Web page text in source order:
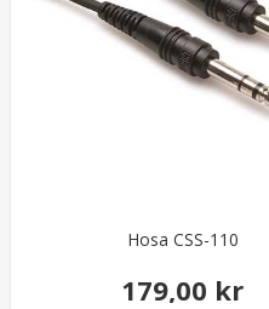
Hosa CSS-110
179,00 kr